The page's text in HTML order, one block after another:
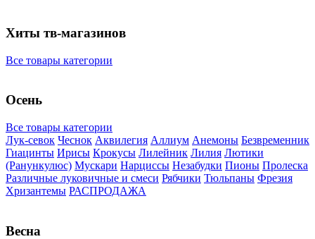
Хиты тв-магазинов
Все товары категории
Осень
Все товары категории
Лук-севок Чеснок Аквилегия Аллиум Анемоны Безвременник
Гиацинты Ирисы Крокусы Лилейник Лилия Лютики
(Ранункулюс) Мускари Нарцисcы Незабудки Пионы Пролеска
Различные луковичные и смеси Рябчики Тюльпаны Фрезия
Хризантемы РАСПРОДАЖА
Весна